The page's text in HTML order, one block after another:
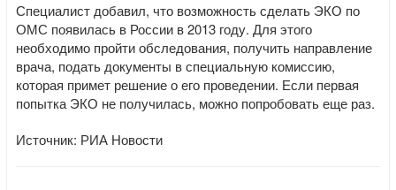
Специалист добавил, что возможность сделать ЭКО по
ОМС появилась в России в 2013 году. Для этого
необходимо пройти обследования, получить направление
врача, подать документы в специальную комиссию,
которая примет решение о его проведении. Если первая
попытка ЭКО не получилась, можно попробовать еще раз.
Источник: РИА Новости